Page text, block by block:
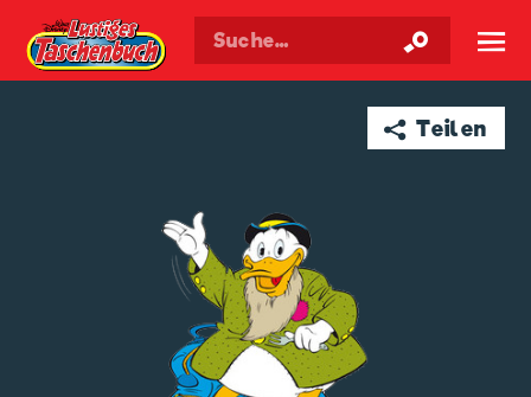
Walt Disneys Taschenbuch ☰
➦ Teilen